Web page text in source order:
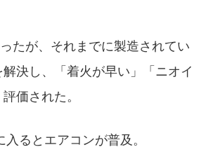
たが、それまでに製造されてい
決し、「着火が早い」「ニオイ
価された。
入るとエアコンが普及。